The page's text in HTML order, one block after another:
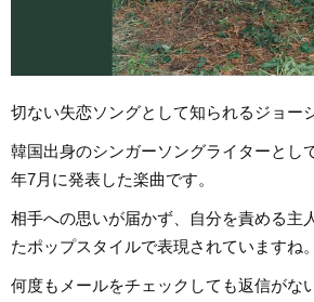
切ない失恋ソングとして知られるジョー
韓国出身のシンガーソングライターとし
年7月に発表した楽曲です。
相手への思いが届かず、自分を責める主
たポップスタイルで表現されていますね。
何度もメールをチェックしても返信がな